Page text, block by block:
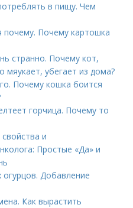
в пищу. Чем
почему. Почему картошка
странно. Почему кот,
мяукает, убегает из дома?
Почему кошка боится
горчица. Почему то
и
Простые «Да» и
Добавление
Как вырастить